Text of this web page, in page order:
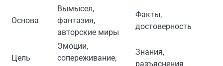
Основа
Вымысел,
фантазия,
авторские миры
Факты,
достоверность
Цель
Эмоции,
сопереживание,
Знания,
разъяснения